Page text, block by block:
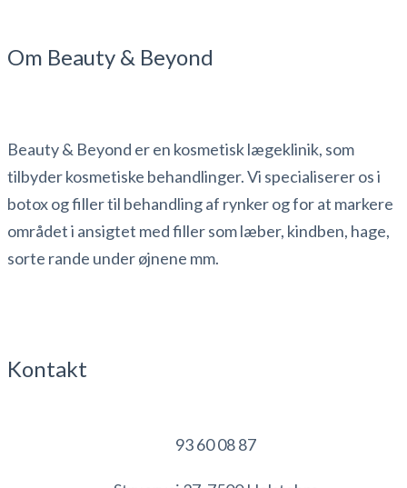
Om Beauty & Beyond
Beauty & Beyond er en kosmetisk lægeklinik, som
tilbyder kosmetiske behandlinger. Vi specialiserer os i
botox og filler til behandling af rynker og for at markere
området i ansigtet med filler som læber, kindben, hage,
sorte rande under øjnene mm.
Kontakt
93 60 08 87